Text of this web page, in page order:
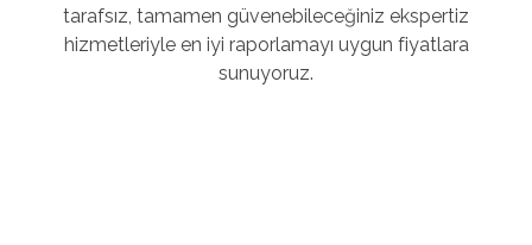
tarafsız, tamamen güvenebileceğiniz ekspertiz
hizmetleriyle en iyi raporlamayı uygun fiyatlara
sunuyoruz.